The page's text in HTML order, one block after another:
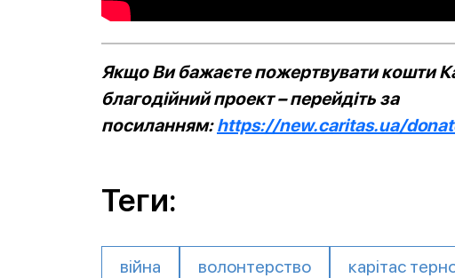
Якщо Ви бажаєте пожертвувати кошти
благодійний проект – перейдіть за
посиланням:https://new.caritas.ua/
Теги:
війна волонтерство карітас